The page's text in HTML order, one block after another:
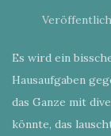
Es wird ein
Hausaufgaben
das Ganze mit
könnte, das